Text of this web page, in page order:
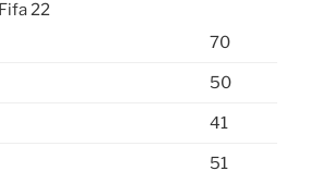
22
70
50
41
51